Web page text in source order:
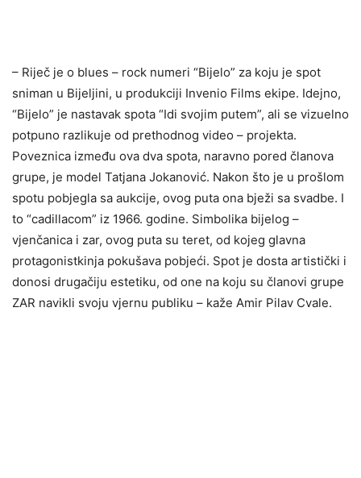
– Riječ je o blues – rock numeri “Bijelo” za koju je spot
sniman u Bijeljini, u produkciji Invenio Films ekipe. Idejno,
“Bijelo” je nastavak spota “Idi svojim putem”, ali se vizuelno
potpuno razlikuje od prethodnog video – projekta.
Poveznica između ova dva spota, naravno pored članova
grupe, je model Tatjana Jokanović. Nakon što je u prošlom
spotu pobjegla sa aukcije, ovog puta ona bježi sa svadbe. I
to “cadillacom” iz 1966. godine. Simbolika bijelog –
vjenčanica i zar, ovog puta su teret, od kojeg glavna
protagonistkinja pokušava pobjeći. Spot je dosta artistički i
donosi drugačiju estetiku, od one na koju su članovi grupe
ZAR navikli svoju vjernu publiku – kaže Amir Pilav Cvale.